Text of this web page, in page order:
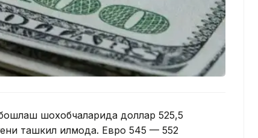
шохобчаларида доллар 525,5
ташкил қилмоқда. Евро 545 — 552